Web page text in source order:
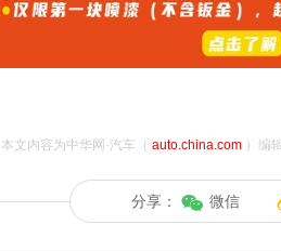
本文内容为中华网·汽车（ auto.china.com）编
分享： 微信